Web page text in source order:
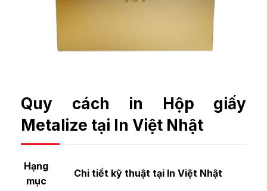
Quy cách in Hộp giấy
Metalize tại In Việt Nhật
Hạng
mục
Chi tiết kỹ thuật tại In Việt Nhật